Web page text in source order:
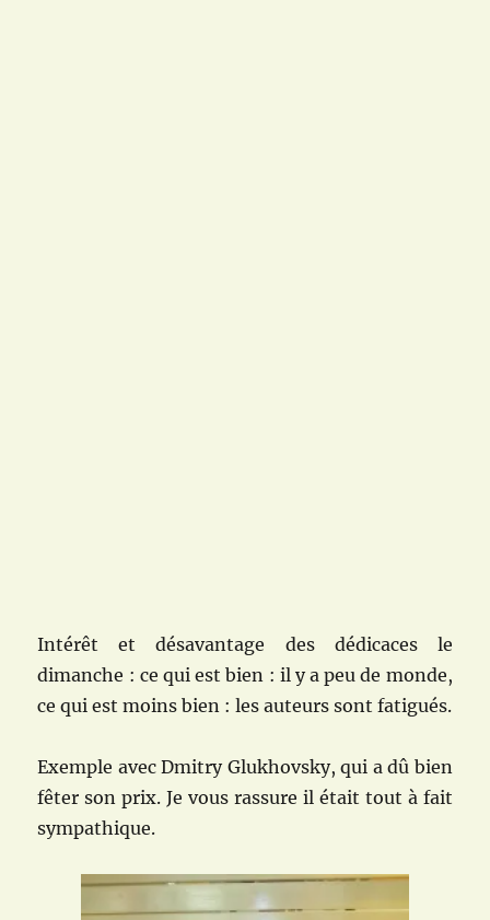
Intérêt et désavantage des dédicaces le
dimanche : ce qui est bien : il y a peu de monde,
ce qui est moins bien : les auteurs sont fatigués.
Exemple avec Dmitry Glukhovsky, qui a dû bien
fêter son prix. Je vous rassure il était tout à fait
sympathique.